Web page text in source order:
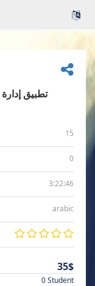
15
0
3:22:46
arabic
35$
0 Student